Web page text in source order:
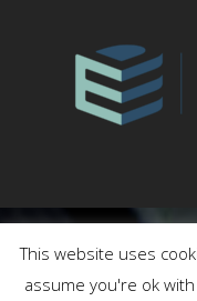
This website uses
assume you're ok